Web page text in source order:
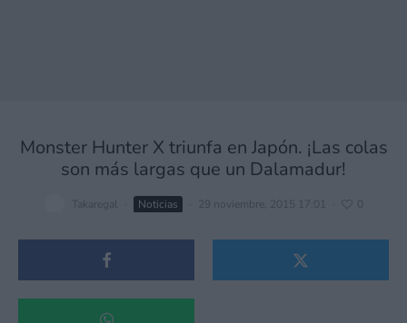
Monster Hunter X triunfa en Japón. ¡Las colas
son más largas que un Dalamadur!
Takaregal Noticias 29 noviembre, 2015 17:01 0